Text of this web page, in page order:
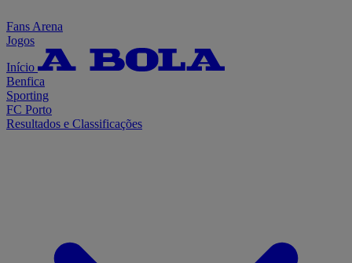
Fans Arena
Jogos
Início
Benfica
Sporting
FC Porto
Resultados e Classificações